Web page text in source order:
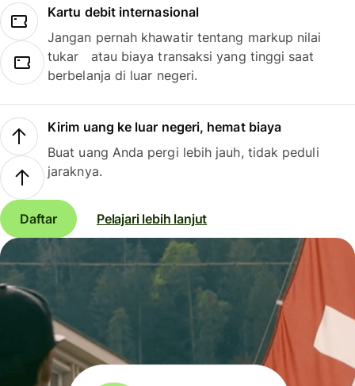
Kartu debit internasional
Jangan pernah khawatir tentang markup nilai
tukar atau biaya transaksi yang tinggi saat
berbelanja di luar negeri.
Kirim uang ke luar negeri, hemat biaya
Buat uang Anda pergi lebih jauh, tidak peduli
jaraknya.
Daftar Pelajari lebih lanjut